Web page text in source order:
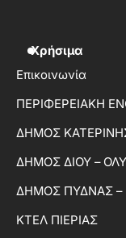
Χρήσιμα
Επικοινωνία
ΠΕΡΙΦΕΡΕΙΑΚΗ
ΔΗΜΟΣ
ΔΗΜΟΣ ΔΙΟΥ –
ΔΗΜΟΣ ΠΥΔΝΑΣ –
ΚΤΕΛ ΠΙΕΡΙΑΣ